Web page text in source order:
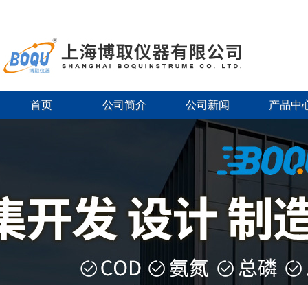
首页 公司简介 公司新闻 产品中